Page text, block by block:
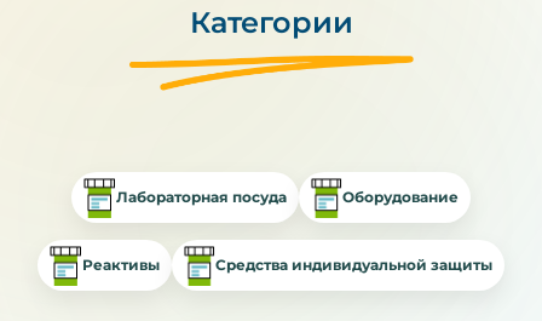
Категории
Лабораторная посуда Оборудование
Реактивы Средства индивидуальной защиты